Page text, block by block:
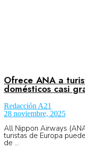
Organismos
Aeroespacial
Ofrece ANA a
domésticos casi
Redacción A21
28 noviembre, 2025
All Nippon Airways
turistas de Europa
de ...